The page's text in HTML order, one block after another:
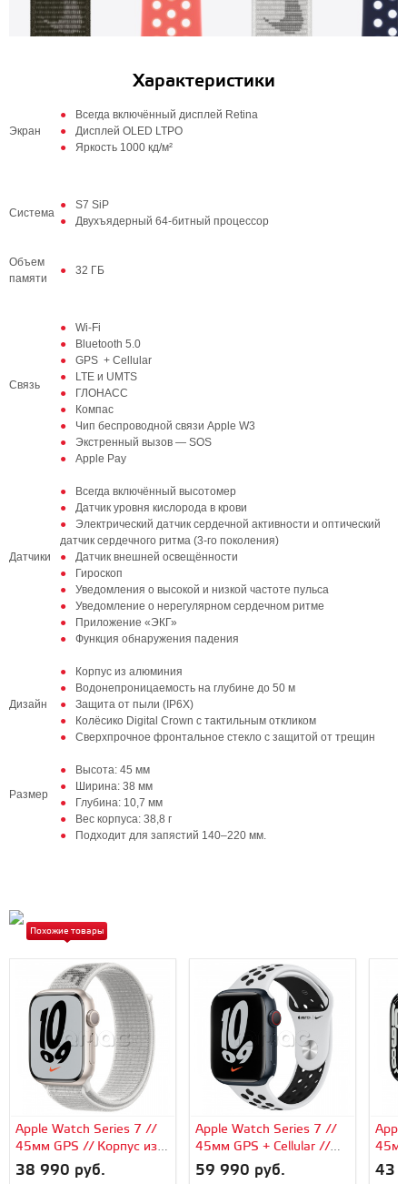
Характеристики
Экран
Всегда включённый дисплей Retina
Дисплей OLED LTPO
Яркость 1000 кд/м²
Система
S7 SiP
Двухъядерный 64‑битный процессор
Объем
памяти
32 ГБ
Связь
Wi-Fi
Bluetooth 5.0
GPS + Cellular
LTE и UMTS
ГЛОНАСС
Компас
Чип беспроводной связи Apple W3
Экстренный вызов — SOS
Apple Pay
Датчики
Всегда включённый высотомер
Датчик уровня кислорода в крови
Электрический датчик сердечной активности и оптический
датчик сердечного ритма (3‑го поколения)
Датчик внешней освещённости
Гироскоп
Уведомления о высокой и низкой частоте пульса
Уведомление о нерегулярном сердечном ритме
Приложение «ЭКГ»
Функция обнаружения падения
Дизайн
Корпус из алюминия
Водонепроницаемость на глубине до 50 м
Защита от пыли (IP6X)
Колёсико Digital Crown с тактильным откликом
Сверхпрочное фронтальное стекло с защитой от трещин
Размер
Высота: 45 мм
Ширина: 38 мм
Глубина: 10,7 мм
Вес корпуса: 38,8 г
Подходит для запястий 140–220 мм.
Похожие товары
Apple Watch Series 7 //
45мм GPS // Корпус из
алюминия цвета
38 990 руб.
Apple Watch Series 7 //
45мм GPS + Cellular //
Корпус из алюминия
59 990 руб. 43